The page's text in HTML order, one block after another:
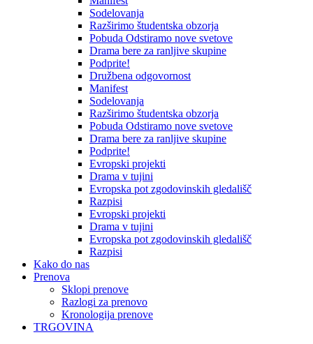
Sodelovanja
Razširimo študentska obzorja
Pobuda Odstiramo nove svetove
Drama bere za ranljive skupine
Podprite!
Družbena odgovornost
Manifest
Sodelovanja
Razširimo študentska obzorja
Pobuda Odstiramo nove svetove
Drama bere za ranljive skupine
Podprite!
Evropski projekti
Drama v tujini
Evropska pot zgodovinskih gledališč
Razpisi
Evropski projekti
Drama v tujini
Evropska pot zgodovinskih gledališč
Razpisi
Kako do nas
Prenova
Sklopi prenove
Razlogi za prenovo
Kronologija prenove
TRGOVINA